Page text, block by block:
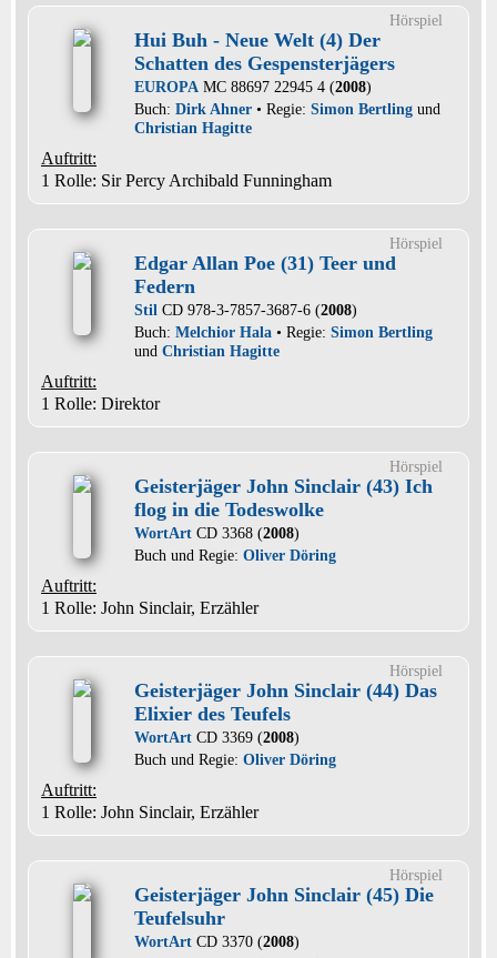
Hörspiel
Hui Buh - Neue Welt (4) Der
Schatten des Gespensterjägers
EUROPA MC 88697 22945 4 (2008)
Buch: Dirk Ahner • Regie: Simon Bertling und
Christian Hagitte
Auftritt:
1 Rolle: Sir Percy Archibald Funningham
Hörspiel
Edgar Allan Poe (31) Teer und
Federn
Stil CD 978-3-7857-3687-6 (2008)
Buch: Melchior Hala • Regie: Simon Bertling
und Christian Hagitte
Auftritt:
1 Rolle: Direktor
Hörspiel
Geisterjäger John Sinclair (43) Ich
flog in die Todeswolke
WortArt CD 3368 (2008)
Buch und Regie: Oliver Döring
Auftritt:
1 Rolle: John Sinclair, Erzähler
Hörspiel
Geisterjäger John Sinclair (44) Das
Elixier des Teufels
WortArt CD 3369 (2008)
Buch und Regie: Oliver Döring
Auftritt:
1 Rolle: John Sinclair, Erzähler
Hörspiel
Geisterjäger John Sinclair (45) Die
Teufelsuhr
WortArt CD 3370 (2008)